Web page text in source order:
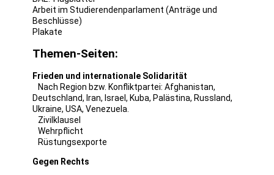
Arbeit im Studierendenparlament (Anträge und
Beschlüsse)
Plakate
Themen-Seiten:
Frieden und internationale Solidarität
Nach Region bzw. Konfliktpartei: Afghanistan,
Deutschland, Iran, Israel , Kuba, Palästina, Russland,
Ukraine, USA, Venezuela
Zivilklausel
Wehrpflicht
Rüstungsexporte
Gegen Rechts